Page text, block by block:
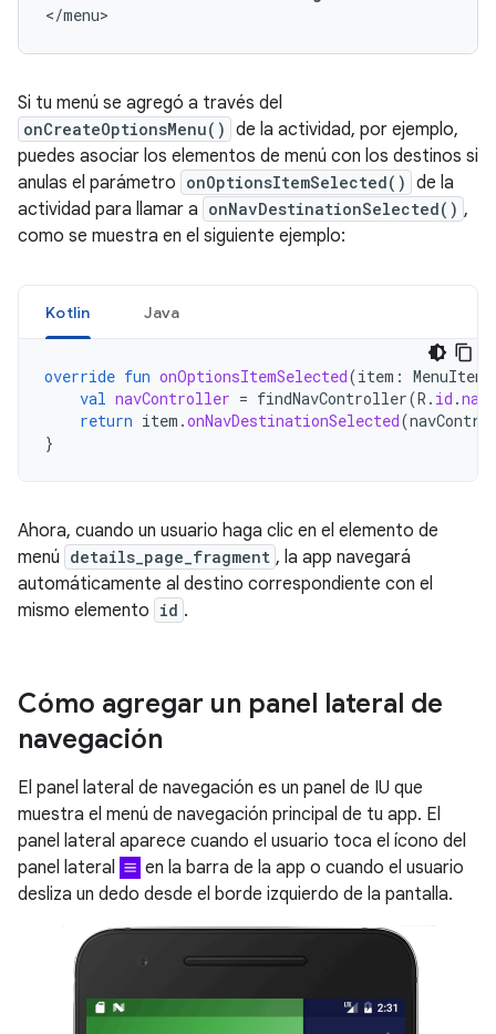
</menu>
Si tu menú se agregó a través del
onCreateOptionsMenu() de la actividad, por ejemplo,
puedes asociar los elementos de menú con los destinos si
anulas el parámetro onOptionsItemSelected() de la
actividad para llamar a onNavDestinationSelected() ,
como se muestra en el siguiente ejemplo:
Kotlin Java
override fun onOptionsItemSelected(item : MenuItem
val navController = findNavController(R . id .
return item .onNavDestinationSelected(
}
Ahora, cuando un usuario haga clic en el elemento de
menú details_page_fragment , la app navegará
automáticamente al destino correspondiente con el
mismo elemento id .
Cómo agregar un panel lateral de
navegación
El panel lateral de navegación es un panel de IU que
muestra el menú de navegación principal de tu app. El
panel lateral aparece cuando el usuario toca el ícono del
panel lateral
en la barra de la app o cuando el usuario
desliza un dedo desde el borde izquierdo de la pantalla.